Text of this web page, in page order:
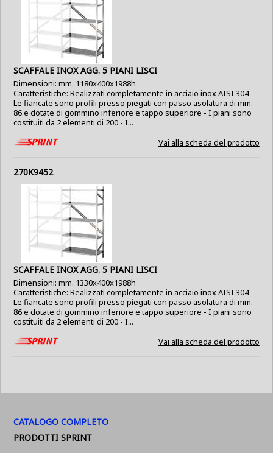
SCAFFALE INOX AGG. 5 PIANI LISCI
Dimensioni: mm. 1180x400x1988h
Caratteristiche: Realizzati completamente in acciaio inox AISI 304 -
Le fiancate sono profili presso piegati con passo asolatura di mm.
86 e dotate di gommino inferiore e tappo superiore - I piani sono
costituiti da 2 elementi di 200 - I...
Vai alla scheda del prodotto
270K9452
SCAFFALE INOX AGG. 5 PIANI LISCI
Dimensioni: mm. 1330x400x1988h
Caratteristiche: Realizzati completamente in acciaio inox AISI 304 -
Le fiancate sono profili presso piegati con passo asolatura di mm.
86 e dotate di gommino inferiore e tappo superiore - I piani sono
costituiti da 2 elementi di 200 - I...
Vai alla scheda del prodotto
CATALOGO COMPLETO
PRODOTTI SPRINT